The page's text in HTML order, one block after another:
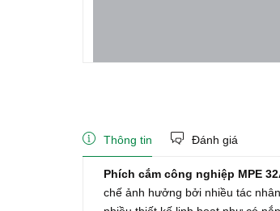
Thông tin Đánh giá
Phích cắm công nghiệp MPE
chế ảnh hưởng bởi nhiều tác